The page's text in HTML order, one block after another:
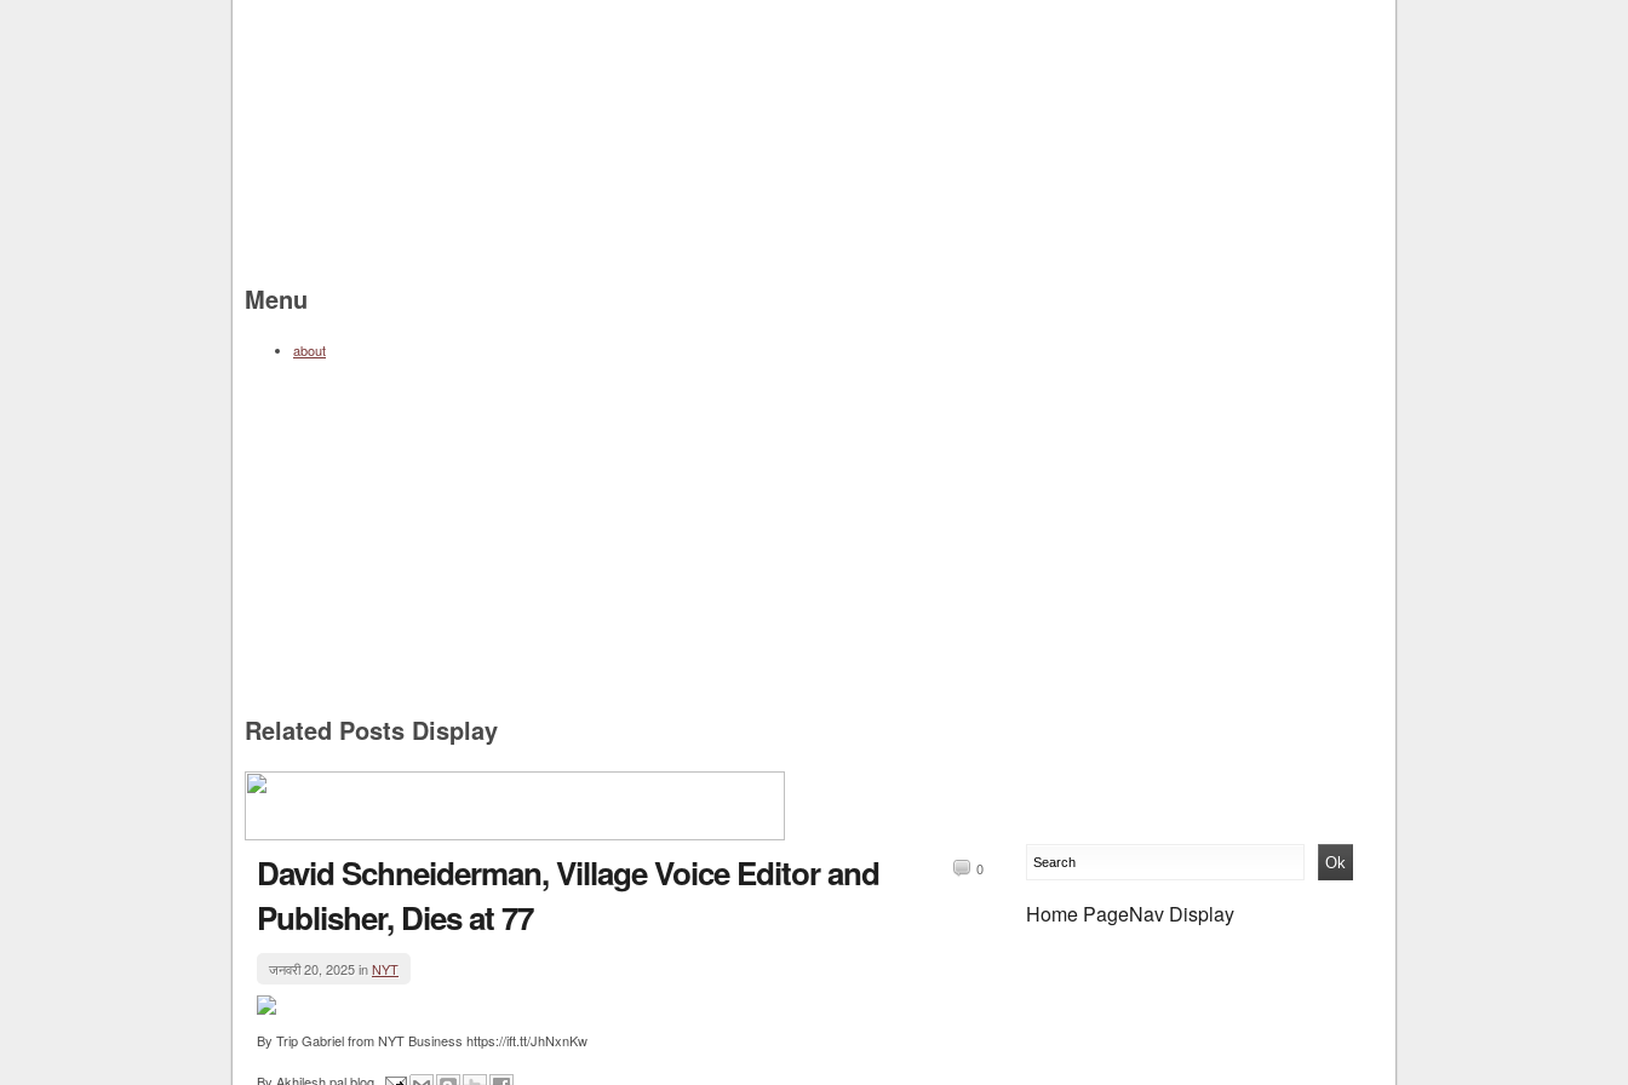
Menu
about
Related Posts Display
David Schneiderman, Village Voice Editor and
Publisher, Dies at 77
0
जनवरी 20, 2025 inNYT
By Trip Gabriel from NYT Business https://ift.tt/JhNxnKw
Home PageNav Display